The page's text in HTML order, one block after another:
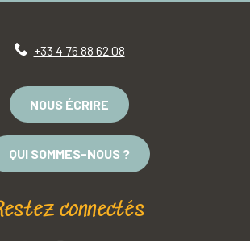
+33 4 76 88 62 08
NOUS ÉCRIRE
QUI SOMMES-NOUS ?
connectés